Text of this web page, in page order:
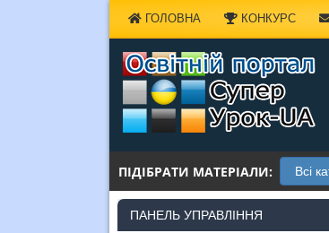
ГОЛОВНА КОНКУРС
ПІДІБРАТИ МАТЕРІАЛИ:
ПАНЕЛЬ УПРАВЛІННЯ